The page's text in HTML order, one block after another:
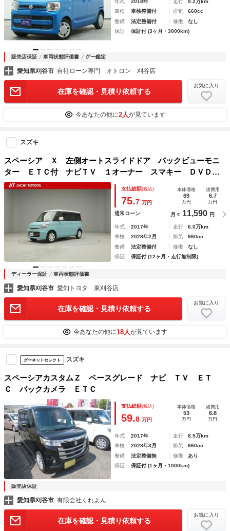
年式 2018年 走行
9.2万km
車検
車検整備付 排気
660cc
整備
法定整備付 修復
なし
保証
保証付 (3ヶ月・3000km)
販売店保証 車両状態評価書 グー鑑定
愛知県刈谷市 自社ローン専門 オトロン 刈谷店
在庫を確認・見積り依頼する
お気に入り
今あなたの他に2人が見ています
スズキ
スペーシア Ｘ 左側オートスライドドア バックビューモニ
ター ＥＴＣ付 ナビＴＶ １オーナー スマキー ＤＶＤ再
生可 ＥＳＣ 盗難防止システム 助手席エアバッグ 運転席
エアバッグ ＰＳ ＰＷ オートエアコン ＡＢＳ
支払総額(税込)
75.7 万円
本体価格
69
万円
諸費用
6.7
万円
通常ローン 月々 11,590 円
年式 2017年 走行
6.0万km
車検
2028年2月 排気
660cc
整備
法定整備付 修復
なし
保証
保証付 (12ヶ月・走行無制限)
ディーラー保証 車両状態評価書
愛知県刈谷市 愛知トヨタ 東刈谷店
在庫を確認・見積り依頼する
お気に入り
今あなたの他に18人が見ています
グーネットセレクト スズキ
スペーシアカスタムＺ ベースグレード ナビ ＴＶ ＥＴ
Ｃ バックカメラ ＥＴＣ
支払総額(税込)
59.8 万円
本体価格
53
万円
諸費用
6.8
万円
年式 2017年 走行
8.5万km
車検
2028年3月 排気
660cc
整備
法定整備無 修復
あり
保証
保証付 (1ヶ月・1000km)
販売店保証
愛知県刈谷市 有限会社くれよん
在庫を確認・見積り依頼する
お気に入り